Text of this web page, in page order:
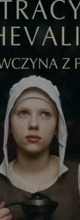
Tracy Chevalier